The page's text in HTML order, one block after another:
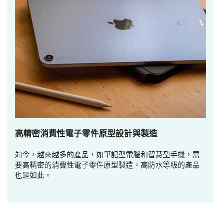
高精密消費性電子零件原型設計與製造
如今，越來越多的產品，如筆記型電腦和智慧型手機，需
要高精密的消費性電子零件原型製造。高防水等級的產品
也是如此。